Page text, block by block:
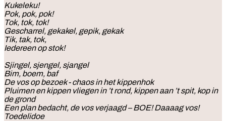
Kukeleku!
Pok, pok, pok!
Tok, tok, tok!
Gescharrel, gekakel, gepik, gekak
Tik, tak, tok,
Iedereen op stok!
Sjingel, sjengel, sjangel
Bim, boem, baf
De vos op bezoek - chaos in het kippenhok
Pluimen en kippen vliegen in ’t rond, kippen aan ’t spit, kop in
de grond
Een plan bedacht, de vos verjaagd – BOE! Daaaag vos!
Toedelidoe